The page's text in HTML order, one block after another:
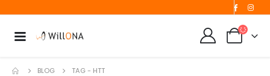
BLOG TAG - HTT